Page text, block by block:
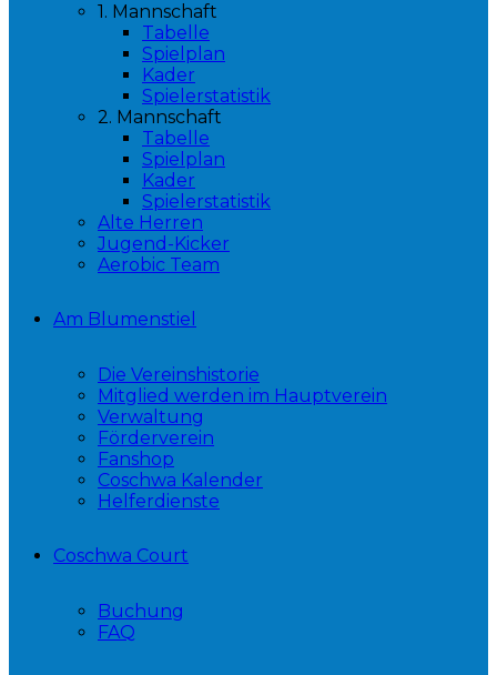
1. Mannschaft
Tabelle
Spielplan
Kader
Spielerstatistik
2. Mannschaft
Tabelle
Spielplan
Kader
Spielerstatistik
Alte Herren
Jugend-Kicker
Aerobic Team
Am Blumenstiel
Die Vereinshistorie
Mitglied werden im Hauptverein
Verwaltung
Förderverein
Fanshop
Coschwa Kalender
Helferdienste
Coschwa Court
Buchung
FAQ